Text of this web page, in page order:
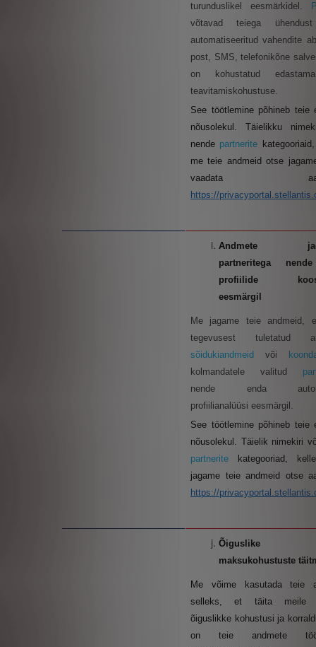
turunduslikel eesmärkidel.
võtavad teiega
automatiseeritud vahendite
post, SMS, telefonikõne
on kohustatud
teavitamiskohustuse.
See töötlemine põhineb teie
nõusolekul. Täielikku
nende partnerite
me teie andmeid otse
vaadata
https://
Andmete
partneritega
profiilide
eesmärgil
Me jagame teie andmeid,
tegevusest tuletatud
sõidukiandmeid või
kolmandatele valitud
nende enda
profiilianalüüsi eesmärgil.
See töötlemine põhineb teie
nõusolekul. Täielik nimekiri
partnerite
kategooriad,
jagame teie andmeid otse
https://
maksukohustuste
Me võime kasutada teie
selleks, et täita meile
õiguslikke kohustusi ja
on teie andmete